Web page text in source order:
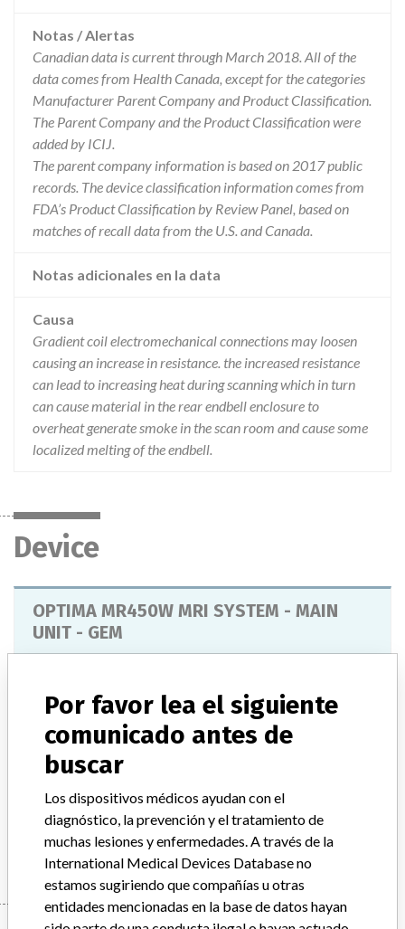
Notas / Alertas
Canadian data is current through March 2018. All of the
data comes from Health Canada, except for the categories
Manufacturer Parent Company and Product Classification.
The Parent Company and the Product Classification were
added by ICIJ.
The parent company information is based on 2017 public
records. The device classification information comes from
FDA’s Product Classification by Review Panel, based on
matches of recall data from the U.S. and Canada.
Notas adicionales en la data
Causa
Gradient coil electromechanical connections may loosen
causing an increase in resistance. the increased resistance
can lead to increasing heat during scanning which in turn
can cause material in the rear endbell enclosure to
overheat generate smoke in the scan room and cause some
localized melting of the endbell.
Device
OPTIMA MR450W MRI SYSTEM - MAIN
UNIT - GEM
Descripción del producto
OPTIMA MR450W MRI SYSTEM - MAIN UNIT - GEM
Manufacturer
GENERAL ELECTRIC CANADA (OPERATING AS GE
HEALTHCARE)
Por favor lea el siguiente
comunicado antes de
buscar
Los dispositivos médicos ayudan con el
diagnóstico, la prevención y el tratamiento de
muchas lesiones y enfermedades. A través de la
International Medical Devices Database no
estamos sugiriendo que compañías u otras
entidades mencionadas en la base de datos hayan